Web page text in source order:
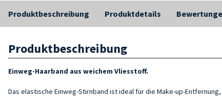
Produktbeschreibung Produktdetails
Produktbeschreibung
Einweg-Haarband aus weichem Vliesstoff.
Das elastische Einweg-Stirnband ist ideal für die Make-up-